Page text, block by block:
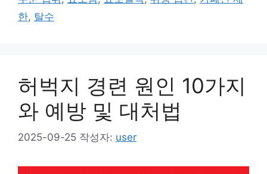
리
한, 탈수
허벅지 경련 원인 10가지
와 예방 및 대처법
2025-09-25 작성자: user